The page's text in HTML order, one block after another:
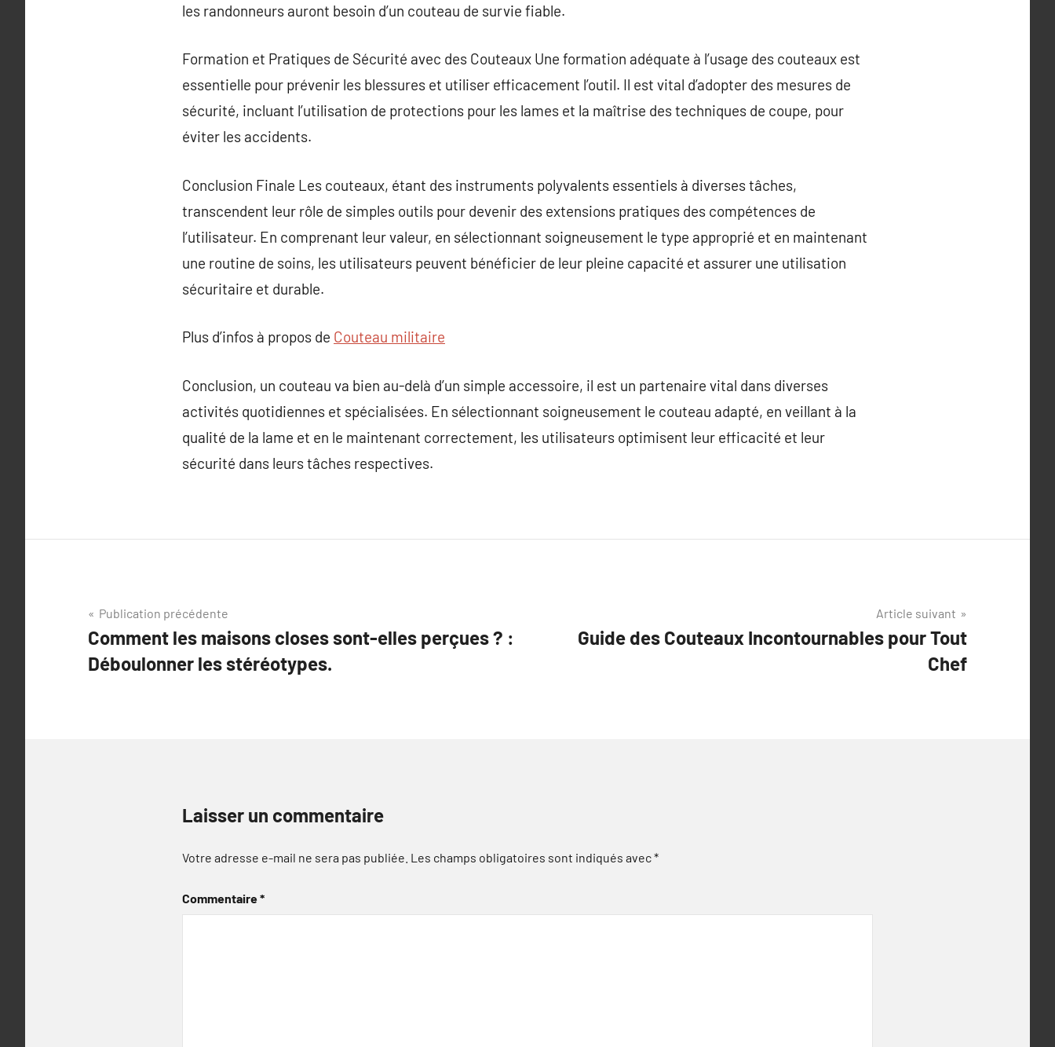
les randonneurs auront besoin d’un couteau de survie fiable.
Formation et Pratiques de Sécurité avec des Couteaux Une formation adéquate à l’usage des couteaux est
essentielle pour prévenir les blessures et utiliser efficacement l’outil. Il est vital d’adopter des mesures de
sécurité, incluant l’utilisation de protections pour les lames et la maîtrise des techniques de coupe, pour
éviter les accidents.
Conclusion Finale Les couteaux, étant des instruments polyvalents essentiels à diverses tâches,
transcendent leur rôle de simples outils pour devenir des extensions pratiques des compétences de
l’utilisateur. En comprenant leur valeur, en sélectionnant soigneusement le type approprié et en maintenant
une routine de soins, les utilisateurs peuvent bénéficier de leur pleine capacité et assurer une utilisation
sécuritaire et durable.
Plus d’infos à propos de Couteau militaire
Conclusion, un couteau va bien au-delà d’un simple accessoire, il est un partenaire vital dans diverses
activités quotidiennes et spécialisées. En sélectionnant soigneusement le couteau adapté, en veillant à la
qualité de la lame et en le maintenant correctement, les utilisateurs optimisent leur efficacité et leur
sécurité dans leurs tâches respectives.
Navigation
de
l’article
Publication précédente
Comment les maisons closes sont-elles perçues ? :
Déboulonner les stéréotypes.
Article suivant
Guide des Couteaux Incontournables pour Tout
Chef
Laisser un commentaire
Votre adresse e-mail ne sera pas publiée. Les champs obligatoires sont indiqués avec*
Commentaire*